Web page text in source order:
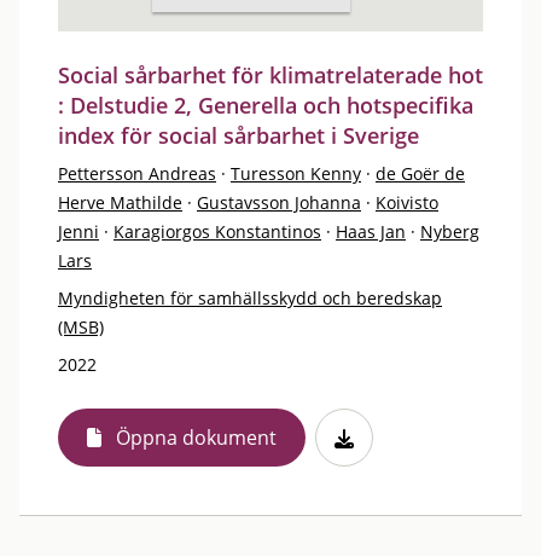
Social sårbarhet för klimatrelaterade hot
: Delstudie 2, Generella och hotspecifika
index för social sårbarhet i Sverige
Pettersson Andreas · Turesson Kenny · de Goër de
Herve Mathilde · Gustavsson Johanna · Koivisto
Jenni · Karagiorgos Konstantinos · Haas Jan · Nyberg
Lars
Myndigheten för samhällsskydd och beredskap
(MSB)
2022
Öppna dokument